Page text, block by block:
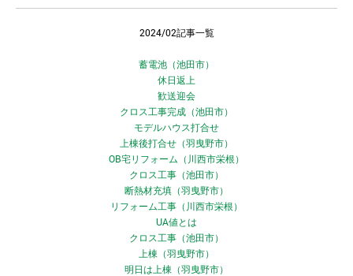
2024/02記事一覧
蓄電池（池田市）
休日返上
歓送迎会
クロス工事完成（池田市）
モデルハウス打合せ
上棟後打合せ（羽曳野市）
OB宅リフォーム（川西市栄根）
クロス工事（池田市）
断熱材充填（羽曳野市）
リフォーム工事（川西市栄根）
UA値とは
クロス工事（池田市）
上棟（羽曳野市）
明日は上棟（羽曳野市）